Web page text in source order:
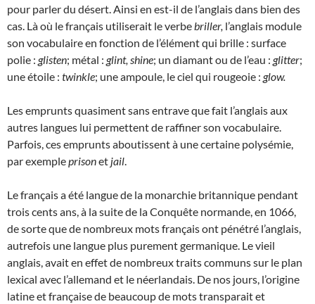
pour parler du désert. Ainsi en est-il de l’anglais dans bien des
cas. Là où le français utiliserait le verbebriller, l’anglais module
son vocabulaire en fonction de l’élément qui brille : surface
polie : glisten; métal : glint, shine; un diamant ou de l’eau : glitter;
une étoile : twinkle; une ampoule, le ciel qui rougeoie : glow.
Les emprunts quasiment sans entrave que fait l’anglais aux
autres langues lui permettent de raffiner son vocabulaire.
Parfois, ces emprunts aboutissent à une certaine polysémie,
par exempleprisonet jail.
Le français a été langue de la monarchie britannique pendant
trois cents ans, à la suite de la Conquête normande, en 1066,
de sorte que de nombreux mots français ont pénétré l’anglais,
autrefois une langue plus purement germanique. Le vieil
anglais, avait en effet de nombreux traits communs sur le plan
lexical avec l’allemand et le néerlandais. De nos jours, l’origine
latine et française de beaucoup de mots transparait et